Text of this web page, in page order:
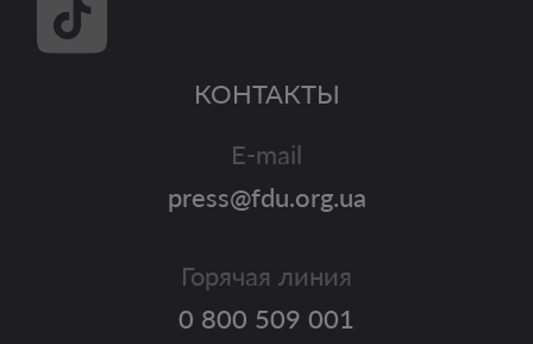
КОНТАКТЫ
E-mail
press@fdu.org.ua
Горячая линия
0 800 509 001